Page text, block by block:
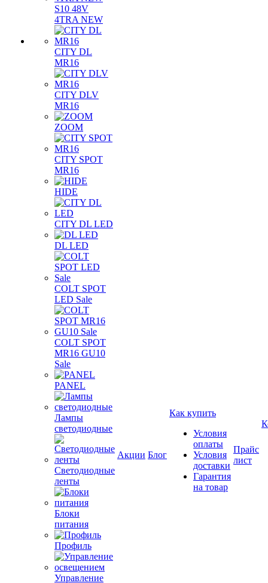
S10 48V
4TRA NEW
CITY DL
MR16
CITY DLV
MR16
ZOOM
CITY SPOT
MR16
HIDE
CITY DL LED
DL LED
COLT SPOT
LED Sale
COLT SPOT
MR16 GU10
Sale
PANEL
Лампы
светодиодные
Светодиодные
ленты
Блоки
питания
Профиль
Управление
Акции Блог
Как купить
Условия
оплаты
Условия
доставки
Гарантия
на товар
Прайс
лист